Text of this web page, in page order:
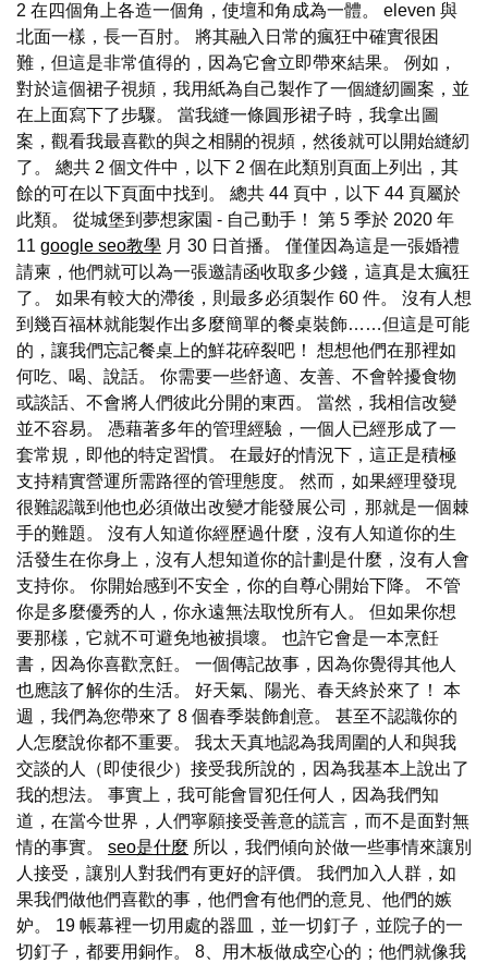
2 在四個角上各造一個角，使壇和角成為一體。 eleven 與
北面一樣，長一百肘。 將其融入日常的瘋狂中確實很困
難，但這是非常值得的，因為它會立即帶來結果。 例如，
對於這個裙子視頻，我用紙為自己製作了一個縫紉圖案，並
在上面寫下了步驟。 當我縫一條圓形裙子時，我拿出圖
案，觀看我最喜歡的與之相關的視頻，然後就可以開始縫紉
了。 總共 2 個文件中，以下 2 個在此類別頁面上列出，其
餘的可在以下頁面中找到。 總共 44 頁中，以下 44 頁屬於
此類。 從城堡到夢想家園 - 自己動手！ 第 5 季於 2020 年
11 google seo教學 月 30 日首播。 僅僅因為這是一張婚禮
請柬，他們就可以為一張邀請函收取多少錢，這真是太瘋狂
了。 如果有較大的滯後，則最多必須製作 60 件。 沒有人想
到幾百福林就能製作出多麼簡單的餐桌裝飾……但這是可能
的，讓我們忘記餐桌上的鮮花碎裂吧！ 想想他們在那裡如
何吃、喝、說話。 你需要一些舒適、友善、不會幹擾食物
或談話、不會將人們彼此分開的東西。 當然，我相信改變
並不容易。 憑藉著多年的管理經驗，一個人已經形成了一
套常規，即他的特定習慣。 在最好的情況下，這正是積極
支持精實營運所需路徑的管理態度。 然而，如果經理發現
很難認識到他也必須做出改變才能發展公司，那就是一個棘
手的難題。 沒有人知道你經歷過什麼，沒有人知道你的生
活發生在你身上，沒有人想知道你的計劃是什麼，沒有人會
支持你。 你開始感到不安全，你的自尊心開始下降。 不管
你是多麼優秀的人，你永遠無法取悅所有人。 但如果你想
要那樣，它就不可避免地被損壞。 也許它會是一本烹飪
書，因為你喜歡烹飪。 一個傳記故事，因為你覺得其他人
也應該了解你的生活。 好天氣、陽光、春天終於來了！ 本
週，我們為您帶來了 8 個春季裝飾創意。 甚至不認識你的
人怎麼說你都不重要。 我太天真地認為我周圍的人和與我
交談的人（即使很少）接受我所說的，因為我基本上說出了
我的想法。 事實上，我可能會冒犯任何人，因為我們知
道，在當今世界，人們寧願接受善意的謊言，而不是面對無
情的事實。 seo是什麼 所以，我們傾向於做一些事情來讓別
人接受，讓別人對我們有更好的評價。 我們加入人群，如
果我們做他們喜歡的事，他們會有他們的意見、他們的嫉
妒。 19 帳幕裡一切用處的器皿，並一切釘子，並院子的一
切釘子，都要用銅作。 8、用木板做成空心的；他們就像我